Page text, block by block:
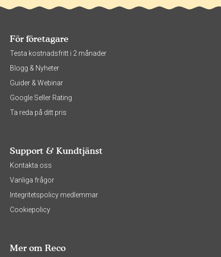
För företagare
Testa kostnadsfritt i 2 månader
Blogg & Nyheter
Guider & Webinar
Google Seller Rating
Ta reda på ditt pris
Support & Kundtjänst
Kontakta oss
Vanliga frågor
Integritetspolicy medlemmar
Cookiepolicy
Mer om Reco